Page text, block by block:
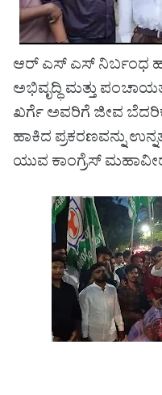
ಆರ್ ಎಸ್ ಎಸ್ ನಿರ್ಬಂಧ
ಅಭಿವೃದ್ಧಿ ಮತ್ತು
ಖರ್ಗೆ ಅವರಿಗೆ ಜೀವ
ಹಾಕಿದ ಪ್ರಕರಣವನ್ನು
ಯುವ ಕಾಂಗ್ರೆಸ್